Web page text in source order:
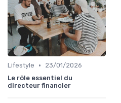
Lifestyle •
23/01/2026
Le rôle essentiel du
directeur financier